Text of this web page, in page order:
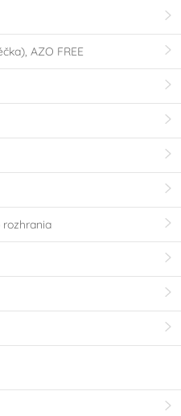
AZO FREE
rozhrania